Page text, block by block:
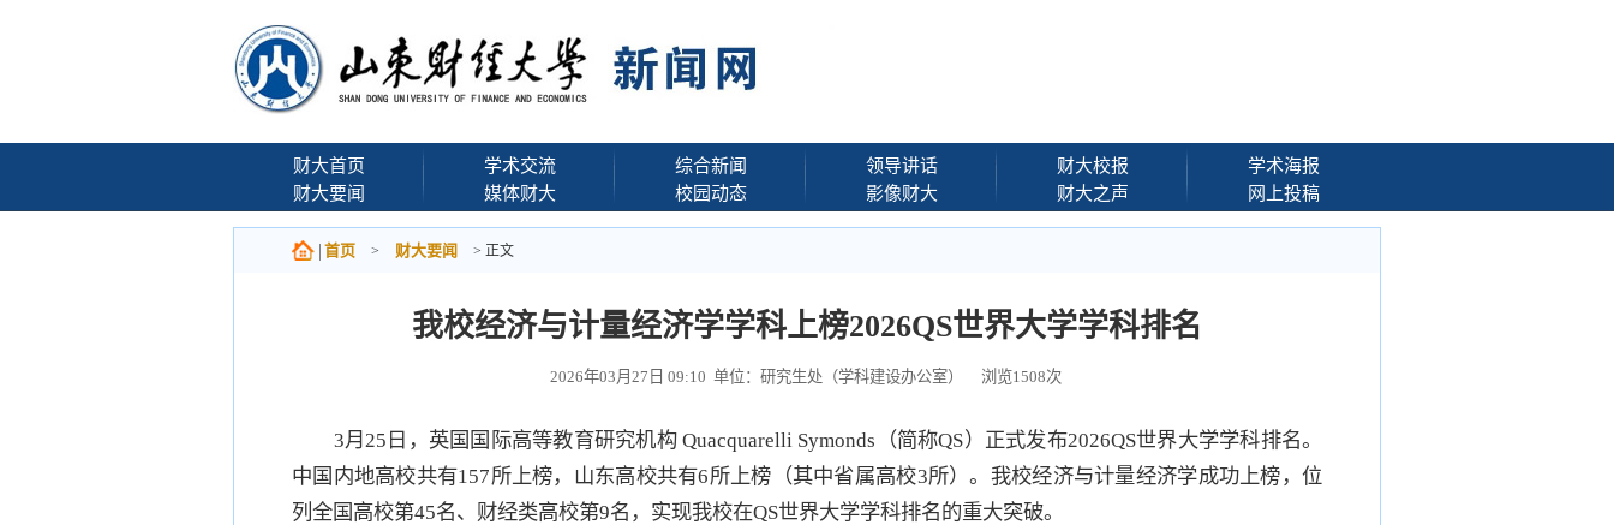
财大首页
财大要闻
学术交流
媒体财大
综合新闻
校园动态
领导讲话
影像财大
财大校报
财大之声
学术海报
网上投稿
首页 > 财大要闻 > 正文
我校经济与计量经济学学科上榜2026QS世界大学学科排名
2026年03月27日 09:10 单位：研究生处（学科建设办公室） 浏览1508次
3月25日，英国国际高等教育研究机构 Quacquarelli Symonds（简称QS）正式发布2026QS世界大学学科排名。
中国内地高校共有157所上榜，山东高校共有6所上榜（其中省属高校3所）。我校经济与计量经济学成功上榜，位
列全国高校第45名、财经类高校第9名，实现我校在QS世界大学学科排名的重大突破。